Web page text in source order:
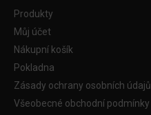
Produkty
Můj účet
Nákupní košík
Pokladna
Zásady ochrany osobních údajů
Všeobecné obchodní podmínky